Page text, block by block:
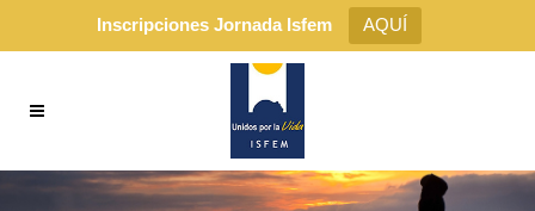
Inscripciones Jornada Isfem AQUÍ